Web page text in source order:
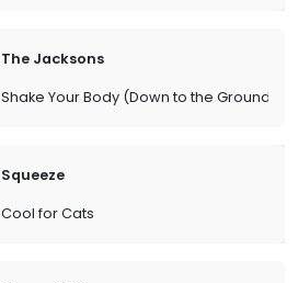
The Jacksons
Shake Your Body (Down to the Ground)
Squeeze
Cool for Cats